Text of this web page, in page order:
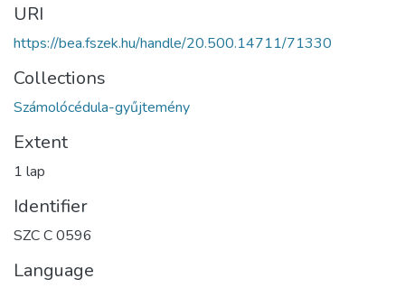
URI
https://bea.fszek.hu/handle/20.500.14711/71330
Collections
Számolócédula-gyűjtemény
Extent
1 lap
Identifier
SZC C 0596
Language